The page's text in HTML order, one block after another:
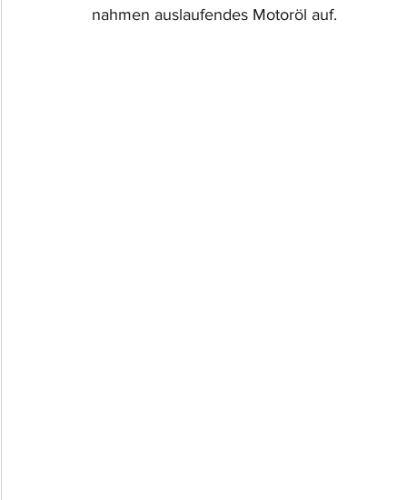
nahmen auslaufendes Motoröl auf.